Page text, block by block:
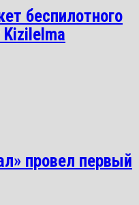
беспилотного
провел первый